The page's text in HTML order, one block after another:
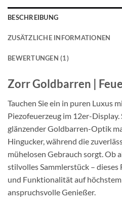
BESCHREIBUNG
ZUSÄTZLICHE INFORMATIONEN
BEWERTUNGEN (1)
Zorr Goldbarren |
Tauchen Sie ein in puren Luxus
Piezofeuerzeug im 12er-Display.
glänzender Goldbarren-Optik
Hingucker, während die
mühelosen Gebrauch sorgt. Ob
stilvolles Sammlerstück – dieses
und Funktionalität auf
anspruchsvolle Genießer.